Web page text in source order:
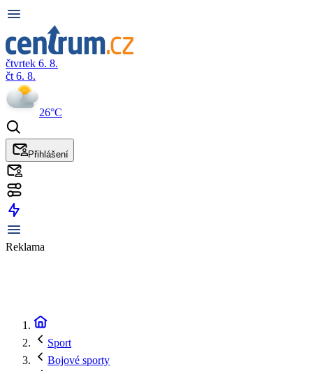
čtvrtek 6. 8.
čt 6. 8.
26°C
Přihlášení
Reklama
Sport
Bojové sporty